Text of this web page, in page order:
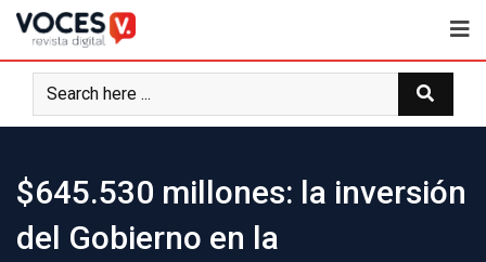
$645.530 millones: la inversión
del Gobierno en la